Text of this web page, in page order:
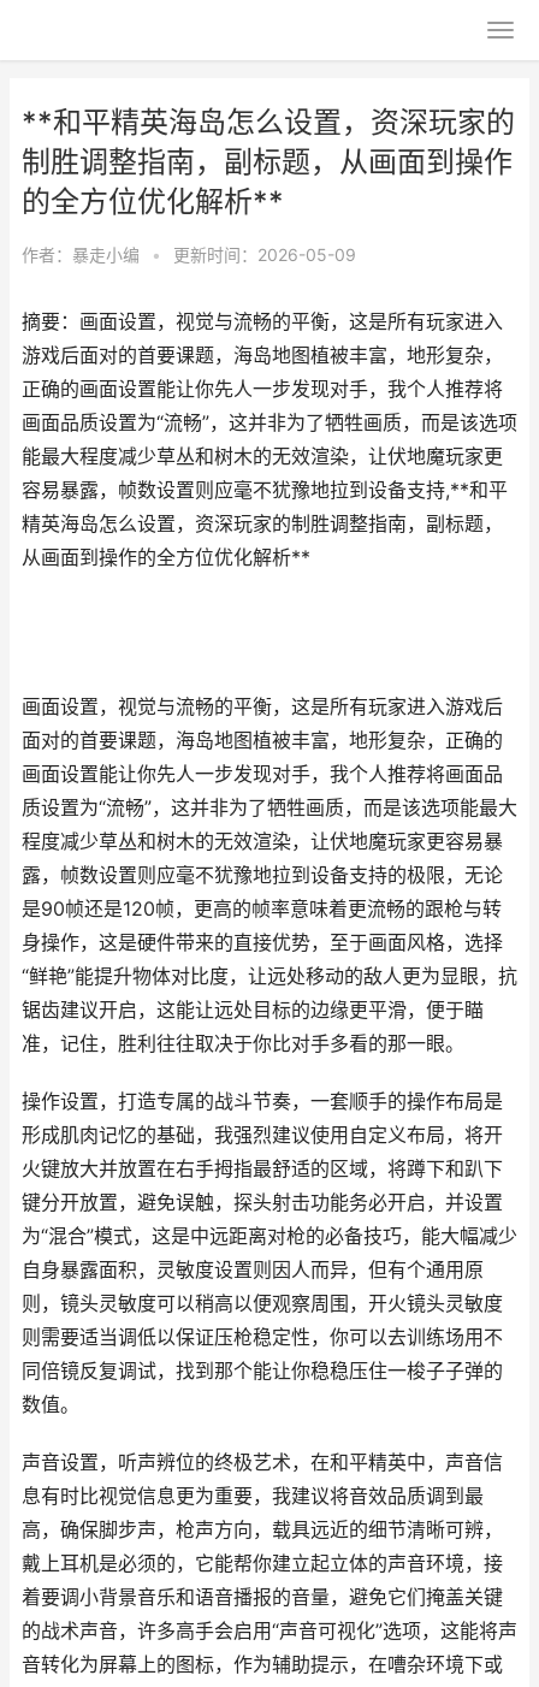
**和平精英海岛怎么设置，资深玩家的
制胜调整指南，副标题，从画面到操作
的全方位优化解析**
作者： 暴走小编 • 更新时间：2026-05-09
摘要：画面设置，视觉与流畅的平衡，这是所有玩家进入
游戏后面对的首要课题，海岛地图植被丰富，地形复杂，
正确的画面设置能让你先人一步发现对手，我个人推荐将
画面品质设置为“流畅”，这并非为了牺牲画质，而是该选项
能最大程度减少草丛和树木的无效渲染，让伏地魔玩家更
容易暴露，帧数设置则应毫不犹豫地拉到设备支持,**和平
精英海岛怎么设置，资深玩家的制胜调整指南，副标题，
从画面到操作的全方位优化解析**
画面设置，视觉与流畅的平衡，这是所有玩家进入游戏后
面对的首要课题，海岛地图植被丰富，地形复杂，正确的
画面设置能让你先人一步发现对手，我个人推荐将画面品
质设置为“流畅”，这并非为了牺牲画质，而是该选项能最大
程度减少草丛和树木的无效渲染，让伏地魔玩家更容易暴
露，帧数设置则应毫不犹豫地拉到设备支持的极限，无论
是90帧还是120帧，更高的帧率意味着更流畅的跟枪与转
身操作，这是硬件带来的直接优势，至于画面风格，选择
“鲜艳”能提升物体对比度，让远处移动的敌人更为显眼，抗
锯齿建议开启，这能让远处目标的边缘更平滑，便于瞄
准，记住，胜利往往取决于你比对手多看的那一眼。
操作设置，打造专属的战斗节奏，一套顺手的操作布局是
形成肌肉记忆的基础，我强烈建议使用自定义布局，将开
火键放大并放置在右手拇指最舒适的区域，将蹲下和趴下
键分开放置，避免误触，探头射击功能务必开启，并设置
为“混合”模式，这是中远距离对枪的必备技巧，能大幅减少
自身暴露面积，灵敏度设置则因人而异，但有个通用原
则，镜头灵敏度可以稍高以便观察周围，开火镜头灵敏度
则需要适当调低以保证压枪稳定性，你可以去训练场用不
同倍镜反复调试，找到那个能让你稳稳压住一梭子子弹的
数值。
声音设置，听声辨位的终极艺术，在和平精英中，声音信
息有时比视觉信息更为重要，我建议将音效品质调到最
高，确保脚步声，枪声方向，载具远近的细节清晰可辨，
戴上耳机是必须的，它能帮你建立起立体的声音环境，接
着要调小背景音乐和语音播报的音量，避免它们掩盖关键
的战术声音，许多高手会启用“声音可视化”选项，这能将声
音转化为屏幕上的图标，作为辅助提示，在嘈杂环境下或